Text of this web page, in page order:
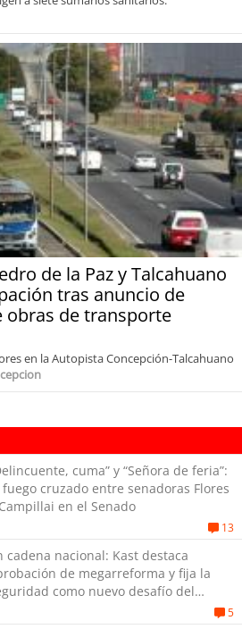
de la Paz y Talcahuano
tras anuncio de
obras de transporte
en la Autopista Concepción-Talcahuano
cuma” y “Señora de feria”:
cruzado entre senadoras Flores
en el Senado
13
cadena nacional: Kast destaca
de megarreforma y fija la
como nuevo desafío del
5